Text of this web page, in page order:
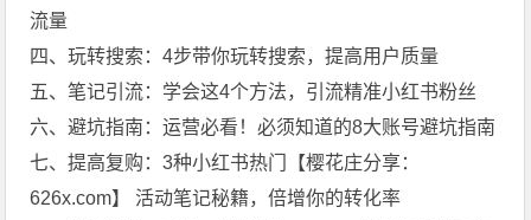
流量
四、玩转搜索：4步带你玩转搜索，提高用户质量
五、笔记引流：学会这4个方法，引流精准小红书粉丝
六、避坑指南：运营必看！必须知道的8大账号避坑指南
七、提高复购：3种小红书热门【樱花庄分享：
626x.com】 活动笔记秘籍，倍增你的转化率